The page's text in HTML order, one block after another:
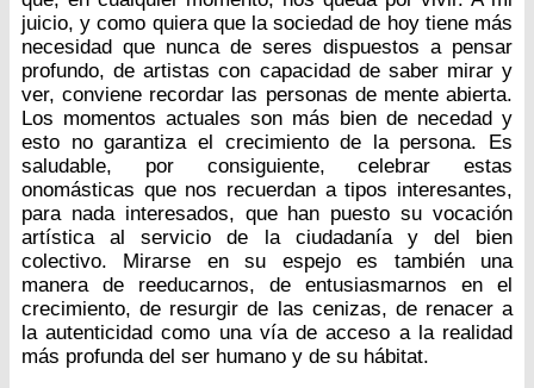
juicio, y como quiera que la sociedad de hoy tiene más
necesidad que nunca de seres dispuestos a pensar
profundo, de artistas con capacidad de saber mirar y
ver, conviene recordar las personas de mente abierta.
Los momentos actuales son más bien de necedad y
esto no garantiza el crecimiento de la persona. Es
saludable, por consiguiente, celebrar estas
onomásticas que nos recuerdan a tipos interesantes,
para nada interesados, que han puesto su vocación
artística al servicio de la ciudadanía y del bien
colectivo. Mirarse en su espejo es también una
manera de reeducarnos, de entusiasmarnos en el
crecimiento, de resurgir de las cenizas, de renacer a
la autenticidad como una vía de acceso a la realidad
más profunda del ser humano y de su hábitat.